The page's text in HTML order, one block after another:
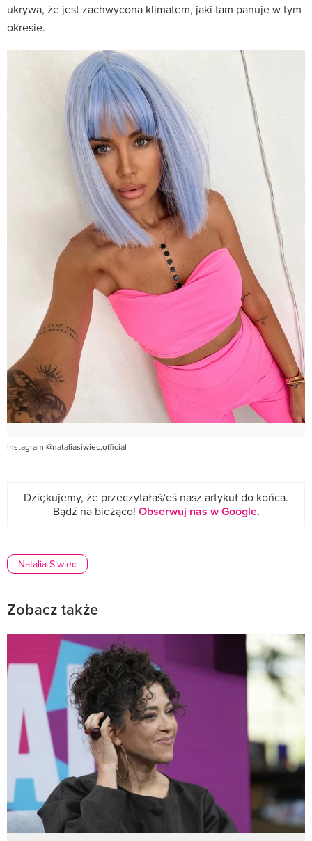
ukrywa, że jest zachwycona klimatem, jaki tam panuje w tym
okresie.
Instagram @nataliasiwiec.official
Dziękujemy, że przeczytałaś/eś nasz artykuł do końca.
Bądź na bieżąco! Obserwuj nas w Google.
Natalia Siwiec
Zobacz także